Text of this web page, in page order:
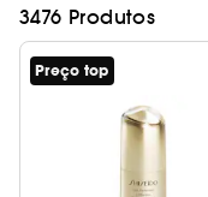
3476 Produtos
Preço top